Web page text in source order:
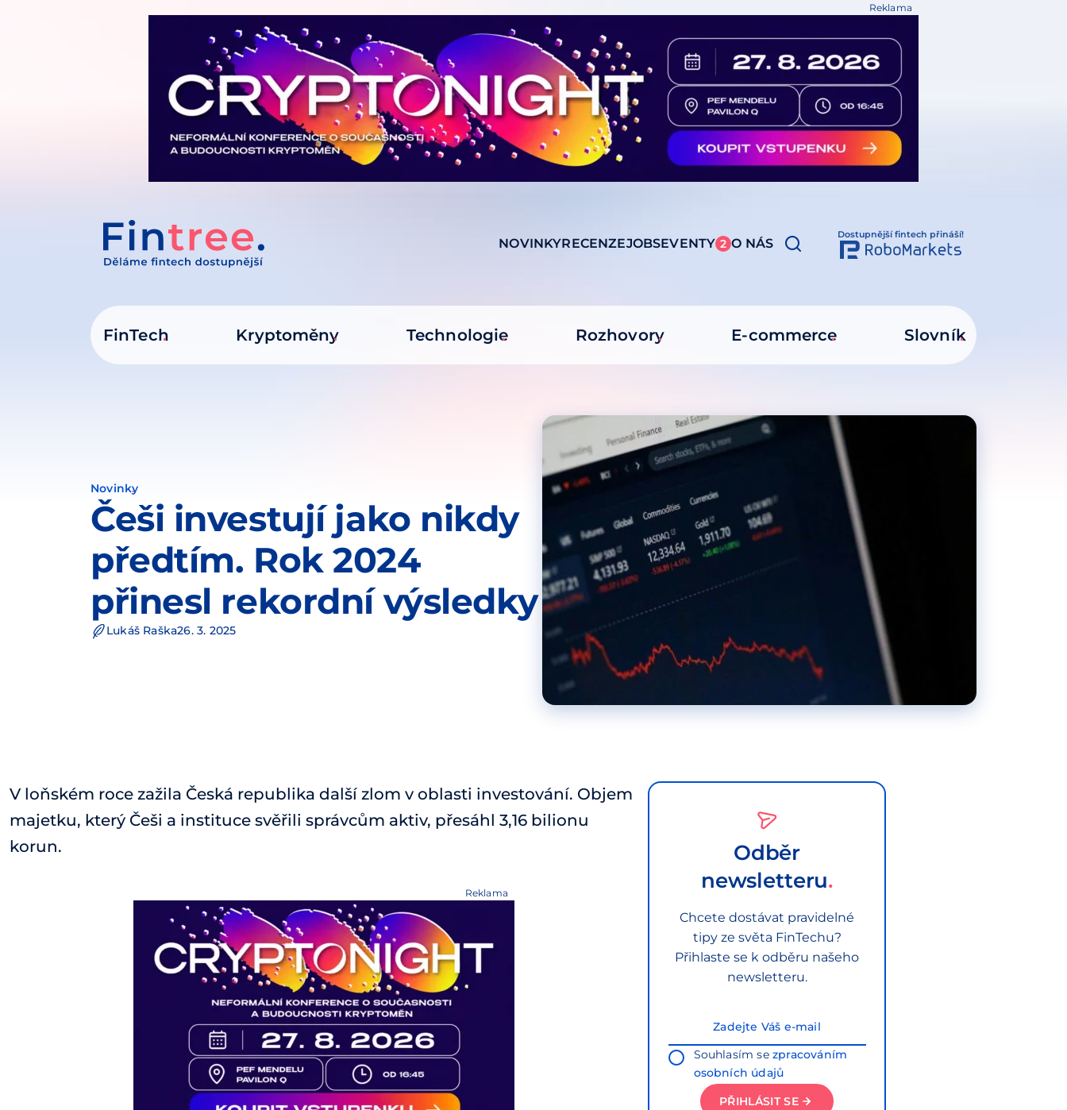
Reklama
NOVINKYRECENZEJOBSEVENTY 2 O NÁS
Dostupnější fintech přináší!
FinTech Kryptoměny Technologie Rozhovory E-commerce Slovník
Novinky
Češi investují jako nikdy
předtím. Rok 2024
přinesl rekordní výsledky
Lukáš Raška26. 3. 2025
V loňském roce zažila Česká republika další zlom v oblasti investování. Objem
majetku, který Češi a instituce svěřili správcům aktiv, přesáhl 3,16 bilionu
korun.
Reklama
Odběr
newsletteru
Chcete dostávat pravidelné
tipy ze světa FinTechu?
Přihlaste se k odběru našeho
newsletteru.
Souhlasím sezpracováním
osobních údajů
PŘIHLÁSIT SE